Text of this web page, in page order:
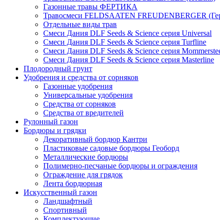
Газонные травы ФЕРТИКА
Травосмеси FELDSAATEN FREUDENBERGER
Отдельные виды трав
Смеси Дания DLF Seeds & Sciеnce серия Universal
Смеси Дания DLF Seeds & Sciеnce серия Turfline
Смеси Дания DLF Seeds & Sciеnce серия
Смеси Дания DLF Seeds & Sciеnce серия Masterline
Плодородный грунт
Удобрения и средства от сорняков
Газонные удобрения
Универсальные удобрения
Средства от сорняков
Средства от вредителей
Рулонный газон
Бордюры и грядки
Декоративный бордюр Кантри
Пластиковые садовые бордюры Геоборд
Металлические бордюры
Полимерно-песчаные бордюры и ограждения
Ограждение для грядок
Лента бордюрная
Искусственный газон
Ландшафтный
Спортивный